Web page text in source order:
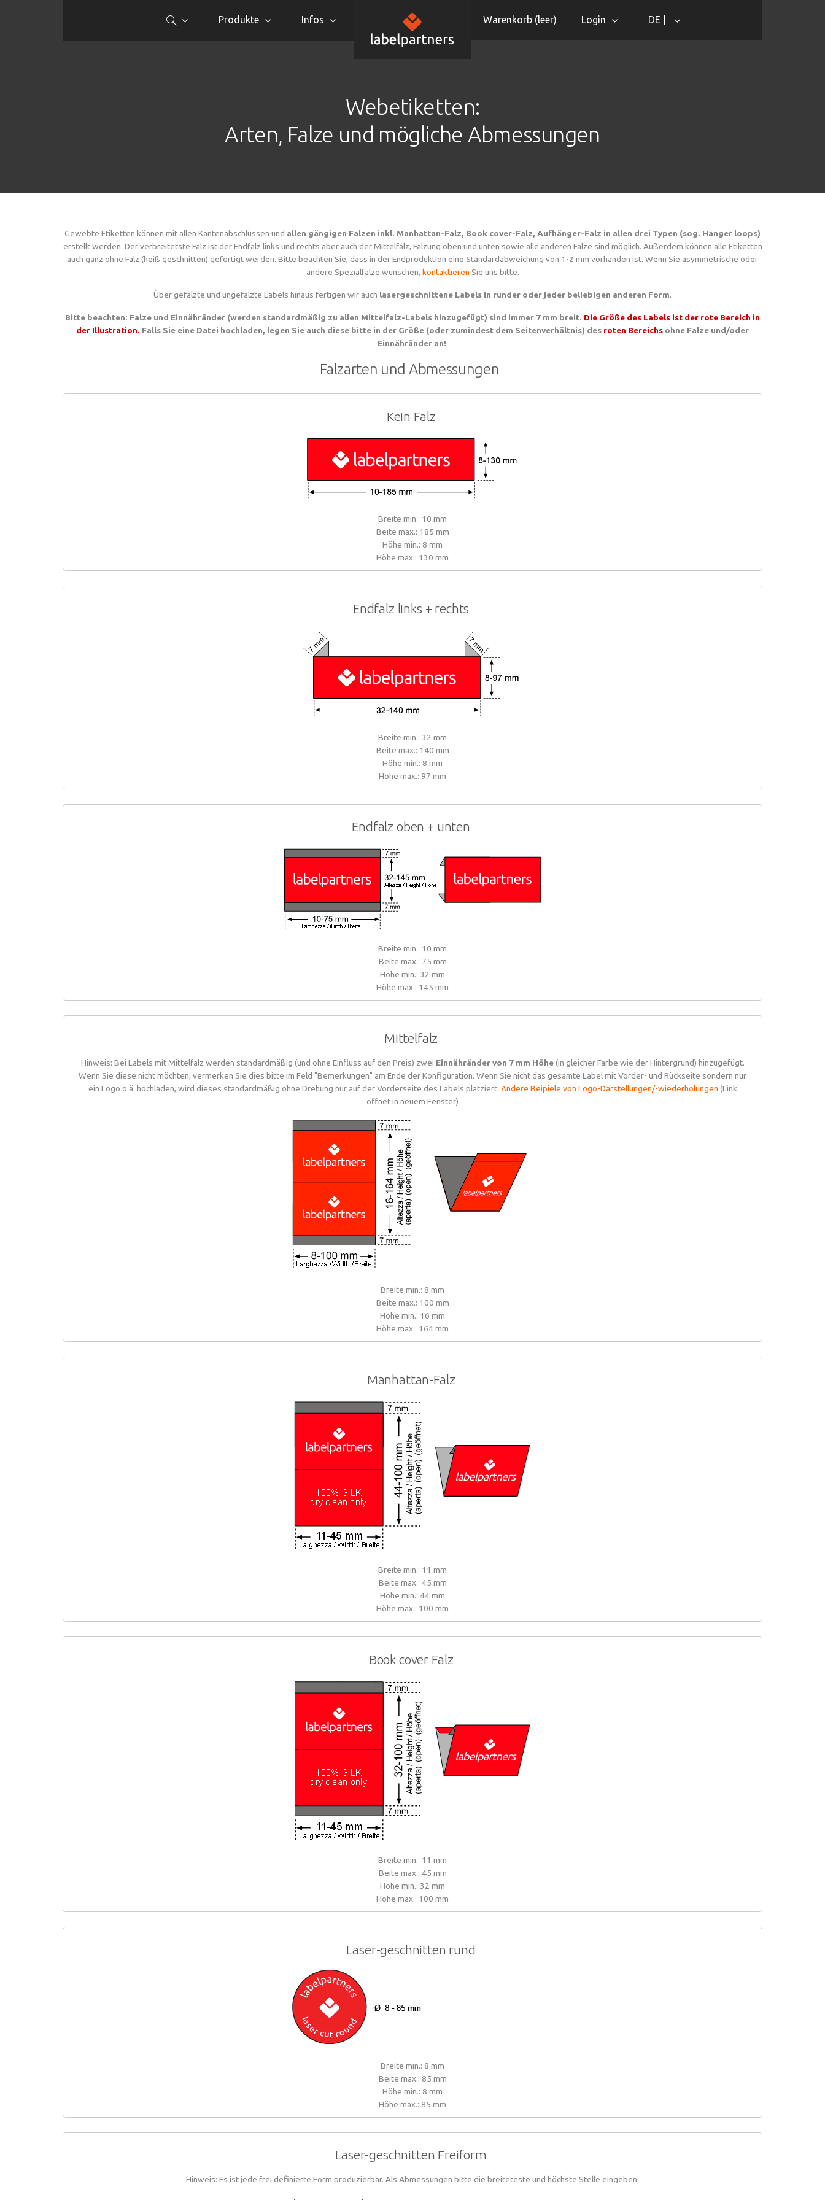
Produkte Infos Warenkorb (leer) Login DE |
Webetiketten:
Arten, Falze und mögliche Abmessungen
Gewebte Etiketten können mit allen Kantenabschlüssen und allen gängigen Falzen inkl. Manhattan-Falz, Book cover-Falz, Aufhänger-Falz in allen drei Typen (sog. Hanger loops)
erstellt werden. Der verbreitetste Falz ist der Endfalz links und rechts aber auch der Mittelfalz, Falzung oben und unten sowie alle anderen Falze sind möglich. Außerdem können alle Etiketten
auch ganz ohne Falz (heiß geschnitten) gefertigt werden. Bitte beachten Sie, dass in der Endproduktion eine Standardabweichung von 1-2 mm vorhanden ist. Wenn Sie asymmetrische oder
andere Spezialfalze wünschen, kontaktieren Sie uns bitte.
Über gefalzte und ungefalzte Labels hinaus fertigen wir auch lasergeschnittene Labels in runder oder jeder beliebigen anderen Form.
Bitte beachten: Falze und Einnähränder (werden standardmäßig zu allen Mittelfalz-Labels hinzugefügt) sind immer 7 mm breit. Die Größe des Labels ist der rote Bereich in
der Illustration. Falls Sie eine Datei hochladen, legen Sie auch diese bitte in der Größe (oder zumindest dem Seitenverhältnis) des roten Bereichs ohne Falze und/oder
Einnähränder an!
Falzarten und Abmessungen
Kein Falz
Breite min.: 10 mm
Beite max.: 185 mm
Höhe min.: 8 mm
Höhe max.: 130 mm
Endfalz links + rechts
Breite min.: 32 mm
Beite max.: 140 mm
Höhe min.: 8 mm
Höhe max.: 97 mm
Endfalz oben + unten
Breite min.: 10 mm
Beite max.: 75 mm
Höhe min.: 32 mm
Höhe max.: 145 mm
Mittelfalz
Hinweis: Bei Labels mit Mittelfalz werden standardmäßig (und ohne Einfluss auf den Preis) zwei Einnähränder von 7 mm Höhe(in gleicher Farbe wie der Hintergrund) hinzugefügt.
Wenn Sie diese nicht möchten, vermerken Sie dies bitte im Feld "Bemerkungen" am Ende der Konfiguration. Wenn Sie nicht das gesamte Label mit Vorder- und Rückseite sondern nur
ein Logo o.ä. hochladen, wird dieses standardmäßig ohne Drehung nur auf der Vorderseite des Labels platziert. Andere Beipiele von Logo-Darstellungen/-wiederholungen (Link
öffnet in neuem Fenster)
Breite min.: 8 mm
Beite max.: 100 mm
Höhe min.: 16 mm
Höhe max.: 164 mm
Manhattan-Falz
Breite min.: 11 mm
Beite max.: 45 mm
Höhe min.: 44 mm
Höhe max.: 100 mm
Book cover Falz
Breite min.: 11 mm
Beite max.: 45 mm
Höhe min.: 32 mm
Höhe max.: 100 mm
Laser-geschnitten rund
Breite min.: 8 mm
Beite max.: 85 mm
Höhe min.: 8 mm
Höhe max.: 85 mm
Laser-geschnitten Freiform
Hinweis: Es ist jede frei definierte Form produzierbar. Als Abmessungen bitte die breiteteste und höchste Stelle eingeben.